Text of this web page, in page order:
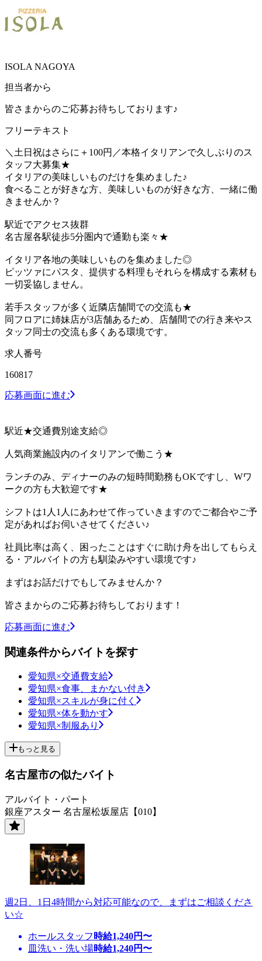
ISOLA NAGOYA
担当者から
皆さまからのご応募お待ちしております♪
フリーテキスト
＼土日祝はさらに＋100円／本格イタリアンで久しぶりのス
タッフ大募集★
イタリアの美味しいものだけを集めました♪
食べることが好きな方、美味しいものが好きな方、一緒に働
きませんか？
駅近でアクセス抜群
名古屋各駅徒歩5分圏内で通勤も楽々★
イタリア各地の美味しいものを集めました◎
ピッツァにパスタ、提供する料理もそれらを構成する素材も
一切妥協しません。
若手スタッフが多く近隣店舗間での交流も★
同フロアに姉妹店が3店舗あるため、店舗間での行き来やス
タッフ同士の交流も多くある環境です。
求人番号
160817
応募画面に進む
駅近★交通費別途支給◎
人気商業施設内のイタリアンで働こう★
ランチのみ、ディナーのみの短時間勤務もOKですし、Wワ
ークの方も大歓迎です★
シフトは1人1人にあわせて作っていきますのでご都合やご予
定があればお伺いさせてください♪
社員比率は高く、困ったことはすぐに助け舟を出してもらえ
る・アルバイトの方も馴染みやすい環境です♪
まずはお話だけでもしてみませんか？
皆さまからのご応募お待ちしております！
応募画面に進む
関連条件からバイトを探す
愛知県×交通費支給
愛知県×食事、まかない付き
愛知県×スキルが身に付く
愛知県×体を動かす
愛知県×制服あり
もっと見る
名古屋市の似たバイト
アルバイト・パート
銀座アスター 名古屋松坂屋店【010】
週2日、1日4時間から対応可能なので、まずはご相談くださ
い☆
ホールスタッフ 時給1,240円〜
皿洗い・洗い場時給1,240円〜